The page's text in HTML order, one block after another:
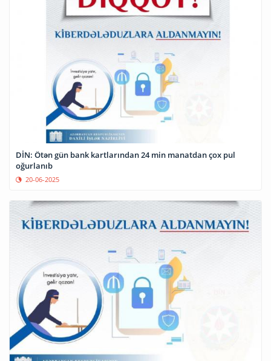
DİN: Ötən gün bank kartlarından 24 min manatdan çox pul
oğurlanıb
20-06-2025